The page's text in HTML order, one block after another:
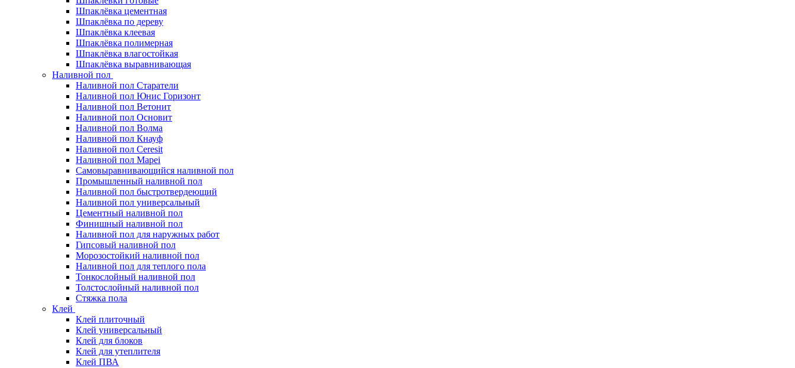
Шпаклёвка цементная
Шпаклёвка по дереву
Шпаклёвка клеевая
Шпаклёвка полимерная
Шпаклёвка влагостойкая
Шпаклёвка выравнивающая
Наливной пол
Наливной пол Старатели
Наливной пол Юнис Горизонт
Наливной пол Ветонит
Наливной пол Основит
Наливной пол Волма
Наливной пол Кнауф
Наливной пол Ceresit
Наливной пол Mapei
Самовыравнивающийся наливной пол
Промышленный наливной пол
Наливной пол быстротвердеющий
Наливной пол универсальный
Цементный наливной пол
Финишный наливной пол
Наливной пол для наружных работ
Гипсовый наливной пол
Морозостойкий наливной пол
Наливной пол для теплого пола
Тонкослойный наливной пол
Толстослойный наливной пол
Стяжка пола
Клей
Клей плиточный
Клей универсальный
Клей для блоков
Клей для утеплителя
Клей ПВА